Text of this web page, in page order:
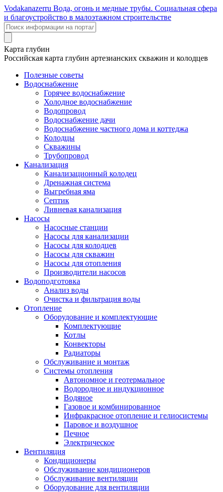
Vodakanazerru Вода, огонь и медные трубы. Социальная сфера
и благоустройство в малоэтажном строительстве
Карта глубин
Российская карта глубин артезианских скважин и колодцев
Полезные советы
Водоснабжение
Горячее водоснабжение
Холодное водоснабжение
Водопровод
Водоснабжение дачи
Водоснабжение частного дома и коттеджа
Колодцы
Скважины
Трубопровод
Канализация
Канализационный колодец
Дренажная система
Выгребная яма
Септик
Ливневая канализация
Насосы
Насосные станции
Насосы для канализации
Насосы для колодцев
Насосы для скважин
Насосы для отопления
Производители насосов
Водоподготовка
Анализ воды
Очистка и фильтрация воды
Отопление
Оборудование и комплектующие
Комплектующие
Котлы
Конвекторы
Радиаторы
Обслуживание и монтаж
Системы отопления
Автономное и геотермальное
Водородное и индукционное
Водяное
Газовое и комбинированное
Инфракрасное отопление и гелиосистемы
Паровое и воздушное
Печное
Электрическое
Вентиляция
Кондиционеры
Обслуживание кондиционеров
Обслуживание вентиляции
Оборудование для вентиляции